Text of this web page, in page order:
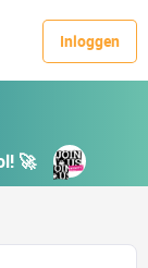
Inloggen
🚀